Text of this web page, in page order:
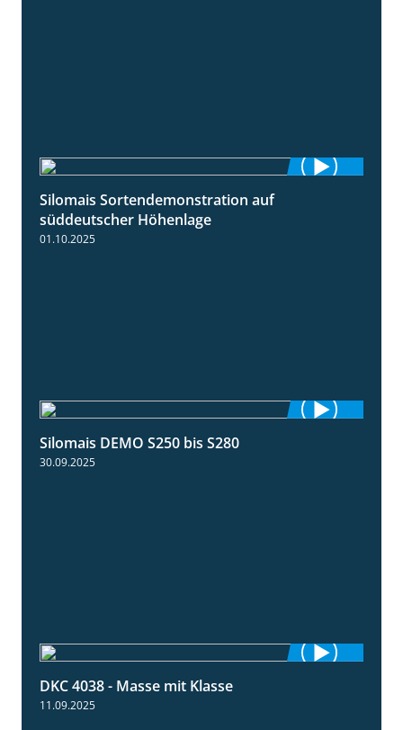
Silomais Sortendemonstration auf
süddeutscher Höhenlage
01.10.2025
Silomais DEMO S250 bis S280
30.09.2025
DKC 4038 - Masse mit Klasse
11.09.2025